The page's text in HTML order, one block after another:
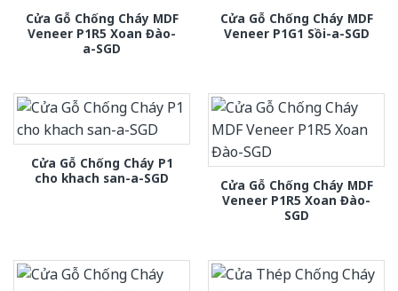
Cửa Gỗ Chống Cháy MDF
Veneer P1R5 Xoan Đào-
a-SGD
Cửa Gỗ Chống Cháy MDF
Veneer P1G1 Sồi-a-SGD
Cửa Gỗ Chống Cháy P1
cho khach san-a-SGD
Cửa Gỗ Chống Cháy MDF
Veneer P1R5 Xoan Đào-
SGD